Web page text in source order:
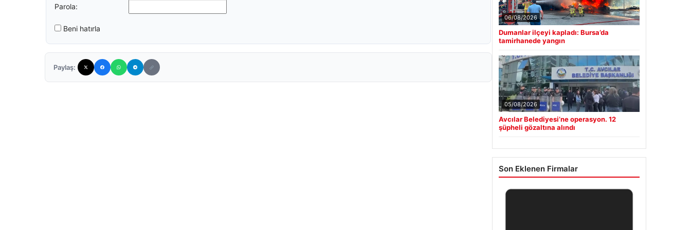
Parola:
Beni hatırla
Paylaş:
06/08/2026
Dumanlar ilçeyi kapladı: Bursa’da
tamirhanede yangın
05/08/2026
Avcılar Belediyesi’ne operasyon. 12
şüpheli gözaltına alındı
Son Eklenen Firmalar